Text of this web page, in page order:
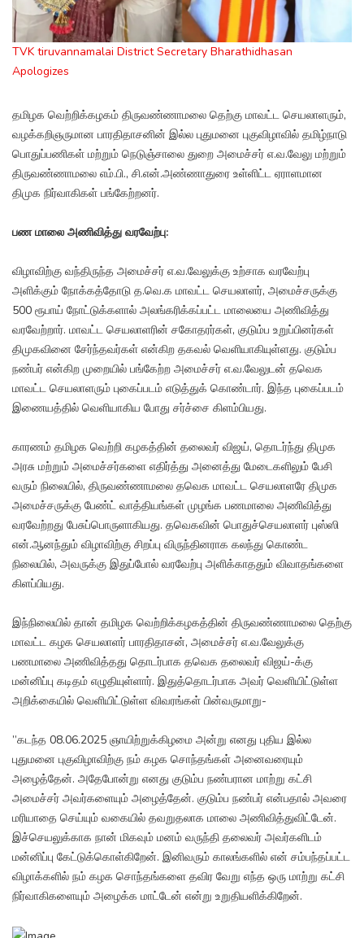
TVK tiruvannamalai District Secretary Bharathidhasan
Apologizes
தமிழக வெற்றிக்கழகம் திருவண்ணாமலை தெற்கு மாவட்ட செயலாளரும்,
வழக்கறிஞருமான பாரதிதாசனின் இல்ல புதுமனை புகுவிழாவில் தமிழ்நாடு
பொதுப்பணிகள் மற்றும் நெடுஞ்சாலை துறை அமைச்சர் எ.வ.வேலு மற்றும்
திருவண்ணாமலை எம்.பி., சி.என்.அண்ணாதுரை உள்ளிட்ட ஏராளமான
திமுக நிர்வாகிகள் பங்கேற்றனர்.
பண மாலை அணிவித்து வரவேற்பு:
விழாவிற்கு வந்திருந்த அமைச்சர் எ.வ.வேலுக்கு உற்சாக வரவேற்பு
அளிக்கும் நோக்கத்தோடு த.வெ.க மாவட்ட செயலாளர், அமைச்சருக்கு
500 ரூபாய் நோட்டுக்களால் அலங்கரிக்கப்பட்ட மாலையை அணிவித்து
வரவேற்றார். மாவட்ட செயலாளரின் சகோதரர்கள், குடும்ப உறுப்பினர்கள்
திமுகவினை சேர்ந்தவர்கள் என்கிற தகவல் வெளியாகியுள்ளது. குடும்ப
நண்பர் என்கிற முறையில் பங்கேற்ற அமைச்சர் எ.வ.வேலுடன் தவெக
மாவட்ட செயலாளரும் புகைப்படம் எடுத்துக் கொண்டார். இந்த புகைப்படம்
இணையத்தில் வெளியாகிய போது சர்ச்சை கிளம்பியது.
காரணம் தமிழக வெற்றி கழகத்தின் தலைவர் விஜய், தொடர்ந்து திமுக
அரசு மற்றும் அமைச்சர்களை எதிர்த்து அனைத்து மேடைகளிலும் பேசி
வரும் நிலையில், திருவண்ணாமலை தவெக மாவட்ட செயலாளரே திமுக
அமைச்சருக்கு பேண்ட் வாத்தியங்கள் முழங்க பணமாலை அணிவித்து
வரவேற்றது பேசுப்பொருளாகியது. தவெகவின் பொதுச்செயலாளர் புஸ்ஸி
என்.ஆனந்தும் விழாவிற்கு சிறப்பு விருந்தினராக கலந்து கொண்ட
நிலையில், அவருக்கு இதுப்போல் வரவேற்பு அளிக்காததும் விவாதங்களை
கிளப்பியது.
இந்நிலையில் தான் தமிழக வெற்றிக்கழகத்தின் திருவண்ணாமலை தெற்கு
மாவட்ட கழக செயலாளர் பாரதிதாசன், அமைச்சர் எ.வ.வேலுக்கு
பணமாலை அணிவித்தது தொடர்பாக தவெக தலைவர் விஜய்-க்கு
மன்னிப்பு கடிதம் எழுதியுள்ளார். இதுத்தொடர்பாக அவர் வெளியிட்டுள்ள
அறிக்கையில் வெளியிட்டுள்ள விவரங்கள் பின்வருமாறு-
”கடந்த 08.06.2025 ஞாயிற்றுக்கிழமை அன்று எனது புதிய இல்ல
புதுமனை புகுவிழாவிற்கு நம் கழக சொந்தங்கள் அனைவரையும்
அழைத்தேன். அதேபோன்று எனது குடும்ப நண்பரான மாற்று கட்சி
அமைச்சர் அவர்களையும் அழைத்தேன். குடும்ப நண்பர் என்பதால் அவரை
மரியாதை செய்யும் வகையில் தவறுதலாக மாலை அணிவித்துவிட்டேன்.
இச்செயலுக்காக நான் மிகவும் மனம் வருந்தி தலைவர் அவர்களிடம்
மன்னிப்பு கேட்டுக்கொள்கிறேன். இனிவரும் காலங்களில் என் சம்பந்தப்பட்ட
விழாக்களில் நம் கழக சொந்தங்களை தவிர வேறு எந்த ஒரு மாற்று கட்சி
நிர்வாகிகளையும் அழைக்க மாட்டேன் என்று உறுதியளிக்கிறேன்.